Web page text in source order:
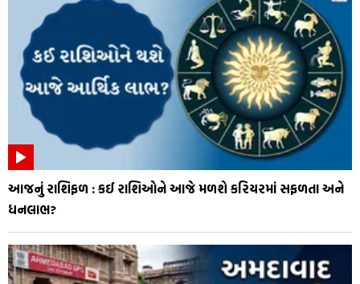
આજનું રાશિફળ : કઈ રાશિઓને આજે મળશે કરિયરમાં સફળતા અને
ધનલાભ?